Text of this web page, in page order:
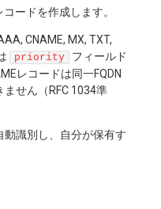
ードを作成します。
CNAME, MX, TXT,
priority
フィールド
レコードは同一FQDN
せん（RFC 1034準
識別し、自分が保有す